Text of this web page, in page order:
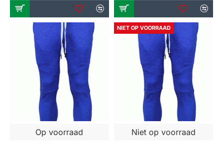
Op voorraad
NIET OP VOORRAAD
Niet op voorraad